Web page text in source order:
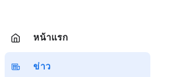
หน้าแรก
ข่าว